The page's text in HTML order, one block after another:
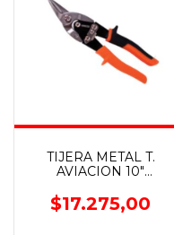
TIJERA METAL T.
AVIACION 10"
HAMILTON
$17.275,00